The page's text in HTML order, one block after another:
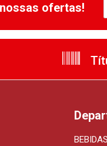
ofertas!
BEBIDAS